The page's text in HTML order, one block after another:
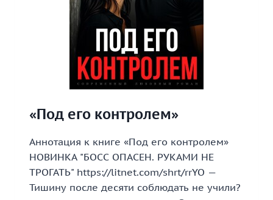
«Под его контролем»
Аннотация к книге «Под его контролем»
НОВИНКА "БОСС ОПАСЕН. РУКАМИ НЕ
ТРОГАТЬ" https://litnet.com/shrt/rrYO —
Тишину после десяти соблюдать не учили?